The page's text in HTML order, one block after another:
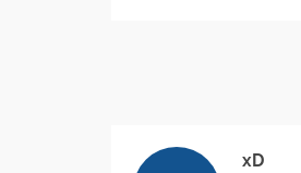
xD